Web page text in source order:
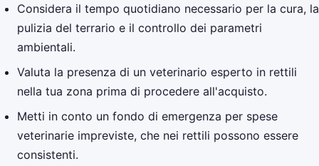
Considera il tempo quotidiano necessario per la cura, la
pulizia del terrario e il controllo dei parametri
ambientali.
Valuta la presenza di un veterinario esperto in rettili
nella tua zona prima di procedere all'acquisto.
Metti in conto un fondo di emergenza per spese
veterinarie impreviste, che nei rettili possono essere
consistenti.